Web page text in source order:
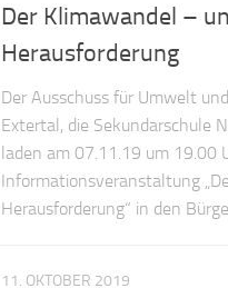
Der Klimawandel –
Herausforderung
Der Ausschuss für Umwelt
Extertal, die Sekundarschule
laden am 07.11.19 um 19.00
Informationsveranstaltung
Herausforderung“ in den
11. OKTOBER 2019